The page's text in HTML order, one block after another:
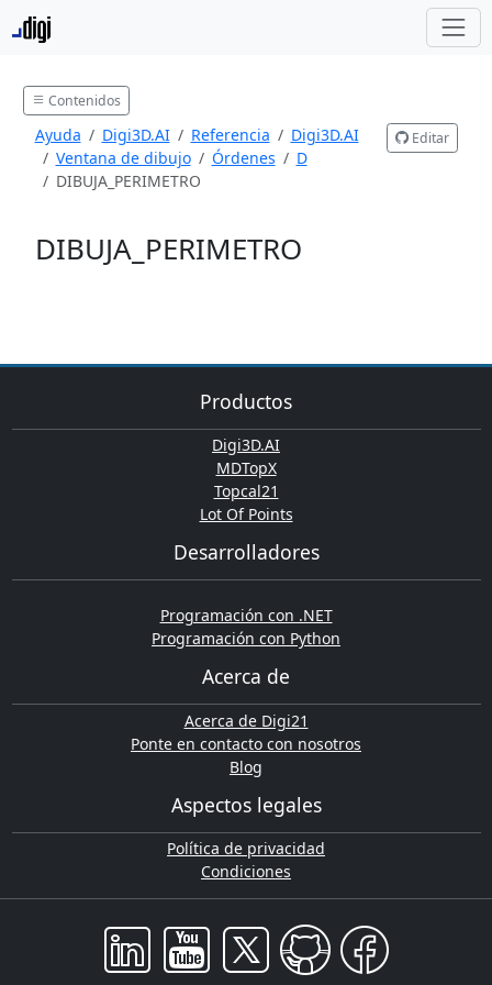
Contenidos
Ayuda Digi3D.AI Referencia
Digi3D.AI
Ventana de dibujo
Órdenes
D
DIBUJA_PERIMETRO
Editar
DIBUJA_PERIMETRO
Productos
Digi3D.AI
MDTopX
Topcal21
Lot Of Points
Desarrolladores
Programación con .NET
Programación con Python
Acerca de
Acerca de Digi21
Ponte en contacto con nosotros
Blog
Aspectos legales
Política de privacidad
Condiciones